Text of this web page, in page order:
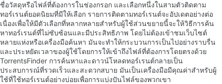
ชื่อวัสดุหรือไฟล์ที่ต้องการในช่องกรอก และเลือกหนึ่งในสามตัวติดตาม
ทอร์เรนต์ยอดนิยมที่มีให้เลือก รายการติดตามทอร์เรนต์จะอัปเดตอย่างต่อ
เนื่องเพื่อให้มีตัวเลือกที่หลากหลายสำหรับผู้ใช้ส่วนขยายนี้จะให้วิธีการค้น
หาทอร์เรนต์ที่ไม่ซับซ้อนและมีประสิทธิภาพ โดยไม่ต้องเข้าชมเว็บไซต์
หลายแห่งหรือเครื่องมือค้นหา มันจะทำให้กระบวนการเป็นไปอย่างราบรื่น
และประหยัดเวลาของผู้ใช้โดยการให้เข้าถึงไฟล์ที่ต้องการโดยตรงด้วย
TorrentsFinder การค้นหาและดาวน์โหลดทอร์เรนต์กลายเป็น
ประสบการณ์ที่รวดเร็วและสะดวกสบาย มันเป็นเครื่องมือมีคุณค่าสำหรับผู้
ใช้ที่ใช้ทอร์เรนต์อย่างบ่อยเพื่อการแบ่งปันไฟล์ของพวกเขา